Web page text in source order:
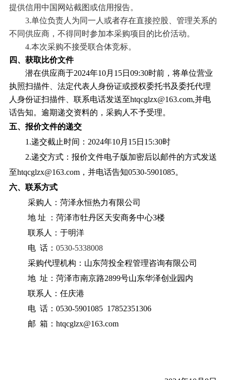
提供信用中国网站截图或信用报告。
3.单位负责人为同一人或者存在直接控股、管理关系的
不同供应商，不得同时参加本采购项目的比价活动。
4.本次采购不接受联合体竞标。
四、获取比价文件
潜在供应商于2024年10月 15日 09:30时前，将单位营业
执照扫描件、法定代表人身份证或授权委托书及委托代理
人身份证扫描件、联系电话发送至htqcglzx@163.com,并电
话告知。逾期递交资料的，采购人不予受理。
五、报价文件的递交
1.递交截止时间： 2024年10月 15日 15:30时
2.递交方式： 报价文件电子版加密后以邮件的方式发送
至htqcglzx@163.com，并电话告知0530-5901085。
六、联系方式
采购人：菏泽永恒热力有限公司
地 址 ： 菏泽市牡丹区天安商务中心3楼
联系人：于明洋
电 话： 0530-5338008
采购代理机构： 山东菏投全程管理咨询有限公司
地 址： 菏泽市南京路2899号山东华泽创业园内
联系人： 任庆港
电 话： 0530-5901085 17852351306
邮 箱： htqcglzx@163.com